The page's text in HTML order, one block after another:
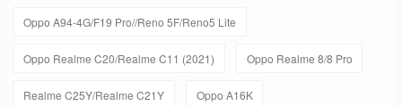
Oppo A94-4G/F19 Pro//Reno 5F/Reno5 Lite
Oppo Realme C20/Realme C11 (2021) Oppo Realme 8/8 Pro
Realme C25Y/Realme C21Y Oppo A16K